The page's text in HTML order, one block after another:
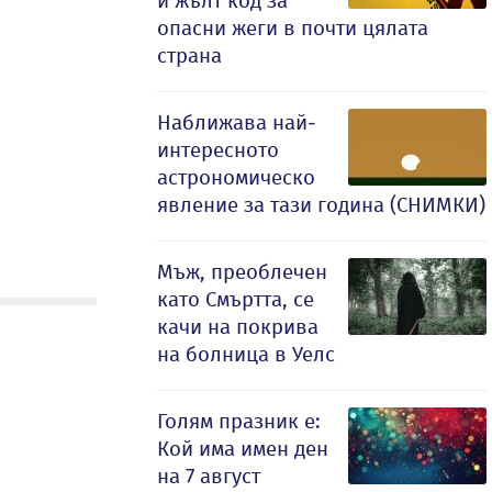
опасни жеги в почти цялата
страна
Наближава най-
интересното
астрономическо
явление за тази година (СНИМКИ)
Мъж, преоблечен
като Смъртта, се
качи на покрива
на болница в Уелс
Голям празник е:
Кой има имен ден
на 7 август